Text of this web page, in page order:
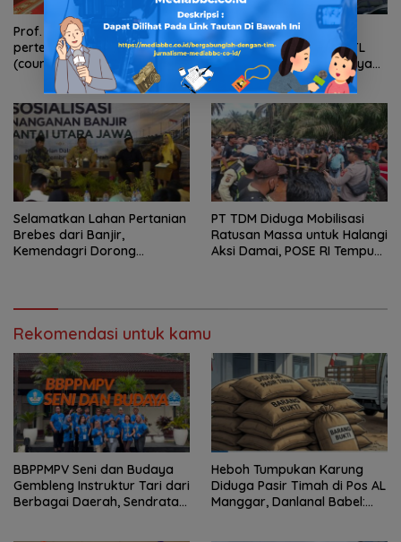
Prof. Zudan,Lakukan
pertemuan Bilateral
(courtesy call) Dengan
Deputy Prime Minister
Kerajaan Kamboja,BKN
Siapkan Indonesia Jadi Pusat
Kolaborasi ASN ASEAN
Pelayanan Kinerja Dan
Transparansi Sanksi P2TL
PLN Dipertanyakan, Upaya
Konfirmasi GM PLN UID S2JB
Terkesan Tutup Mata
Selamatkan Lahan Pertanian
Brebes dari Banjir,
Kemendagri Dorong
PT TDM Diduga Mobilisasi
Ratusan Massa untuk Halangi
Aksi Damai, POSE RI Tempuh
Rekomendasi untuk kamu
BBPPMPV Seni dan Budaya
Gembleng Instruktur Tari dari
Berbagai Daerah, Sendratari
Heboh Tumpukan Karung
Diduga Pasir Timah di Pos AL
Manggar, Danlanal Babel: